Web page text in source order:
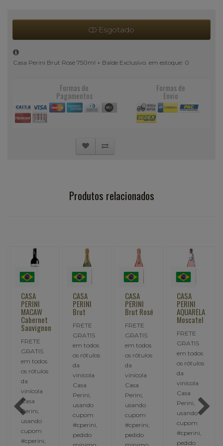
Esgotado
Casa Perini Brut Rosé 750ml + Balde Exclusivo. em estoque: 0
Formas de
Pagamentos
Formas de
Envio
Produtos relacionados
CASA
PERINI
MACAW
Cabernet
Sauvignon
FRETE
GRATIS
em todos
os rótulos
da
vinícola
Casa
Perini,
usando
cupom
#cperini,
CASA
PERINI
Brut
FRETE
GRATIS
em todos
os rótulos
da
vinícola
Casa
Perini,
usando
cupom
#cperini,
pedido
CASA
PERINI
Brut Rosé
FRETE
GRATIS
em todos
os rótulos
da
vinícola
Casa
Perini,
usando
cupom
#cperini,
pedido
CASA
PERINI
AQUARELA
Moscatel
FRETE
GRATIS
em todos
os rótulos
da
vinícola
Casa
Perini,
usando
cupom
#cperini,
pedido